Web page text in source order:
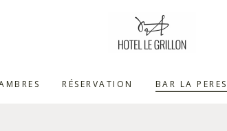
RÉSERVATION BAR LA